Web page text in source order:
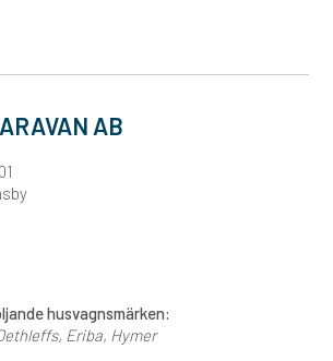
AB
husvagnsmärken:
Eriba Hymer